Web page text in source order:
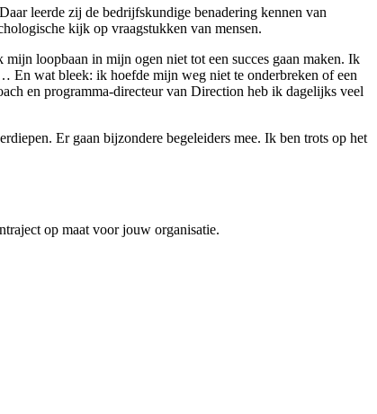
leerde zij de bedrijfskundige benadering kennen van
kijk op vraagstukken van mensen.
loopbaan in mijn ogen niet tot een succes gaan maken. Ik
En wat bleek: ik hoefde mijn weg niet te onderbreken of een
en programma-directeur van Direction heb ik dagelijks veel
Er gaan bijzondere begeleiders mee. Ik ben trots op het
op maat voor jouw organisatie.